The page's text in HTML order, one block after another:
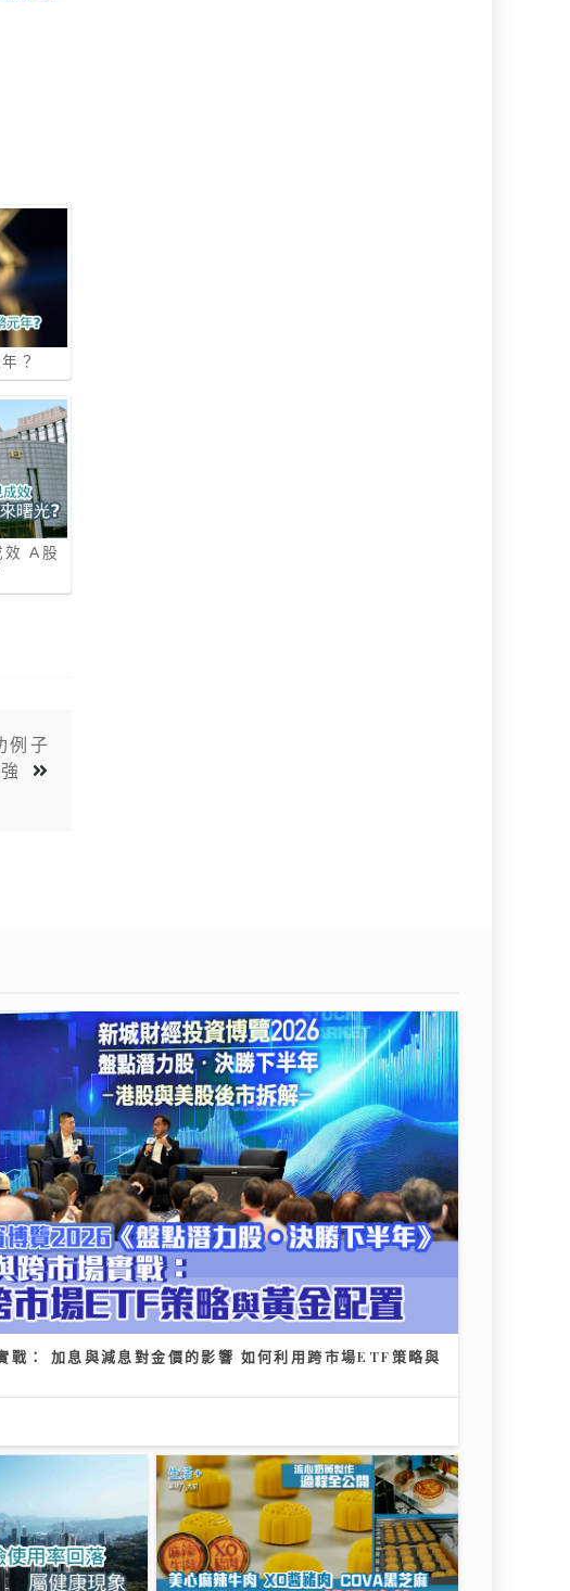
？
效 A股
例子
戰： 加息與減息對金價的影響 如何利用跨市場ETF策略與